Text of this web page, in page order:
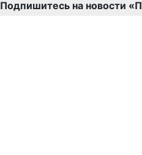
Подпишитесь на новости